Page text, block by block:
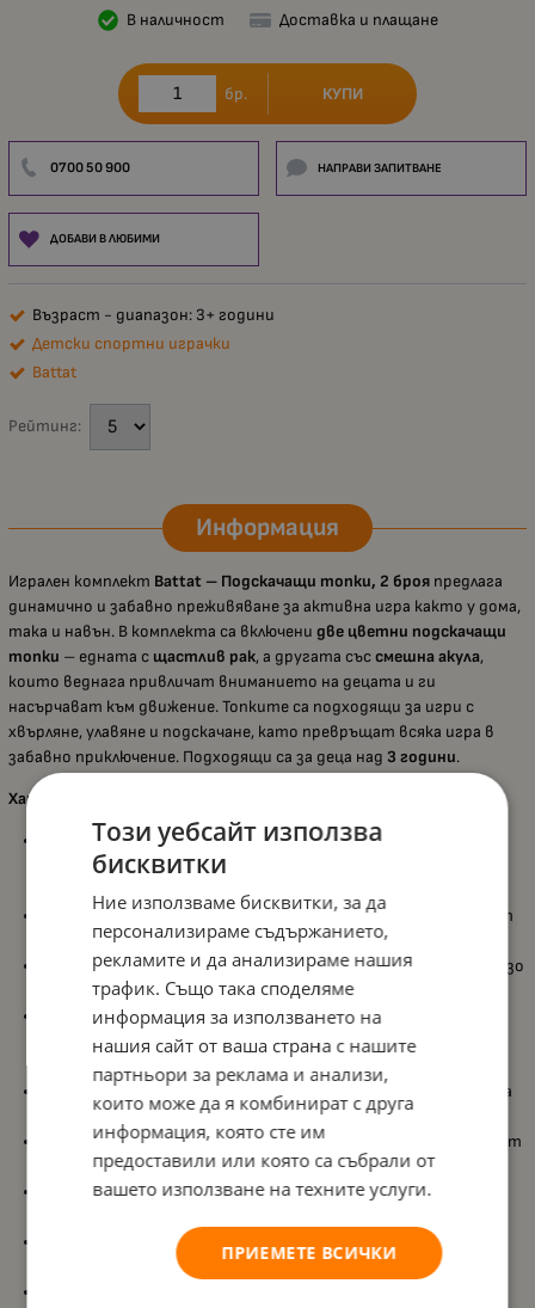
В наличност Доставка и плащане
бр. КУПИ
0700 50 900 НАПРАВИ ЗАПИТВАНЕ
ДОБАВИ В ЛЮБИМИ
Възраст - диапазон: 3+ години
Детски спортни играчки
Battat
Рейтинг:
Информация
Игрален комплект Battat – Подскачащи топки, 2 броя предлага
динамично и забавно преживяване за активна игра както у дома,
така и навън. В комплекта са включени две цветни подскачащи
топки – едната с щастлив рак, а другата съссмешна акула,
които веднага привличат вниманието на децата и ги
насърчават към движение. Топките са подходящи за игри с
хвърляне, улавяне и подскачане, като превръщат всяка игра в
забавно приключение. Подходящи са за деца над 3 години.
Характеристики:
Комплект от 2 подскачащи топки, които позволяват
съвместна игра с приятели или родители и насърчават
социалното взаимодействие;
Забавни и цветни дизайнис рак и акула, които стимулират
въображението и правят играта по-привлекателна;
Включена ръчна въздушна помпа и щифт, осигуряващи бързо
и лесно надуване до желаната твърдост;
Лек и удобен размер – 22 см в диаметър , което прави
топките лесни за хващане и контрол от малки детски
Подходящи за
игра на закрито и открито
– у дома, в двора
или на плажа;
Поддържат децатаактивни и в движение
, като насърчават
здравословната физическа активност;
Подпомагат развитието нагрубите двигателни умения
координацията око–ръка
и бързината на
реакциите по време на игра;
Този уебсайт използва
бисквитки
Ние използваме бисквитки, за да
персонализираме съдържанието,
рекламите и да анализираме нашия
трафик. Също така споделяме
информация за използването на
нашия сайт от ваша страна с нашите
партньори за реклама и анализи,
които може да я комбинират с друга
информация, която сте им
предоставили или която са събрали от
вашето използване на техните услуги.
ПРИЕМЕТЕ ВСИЧКИ